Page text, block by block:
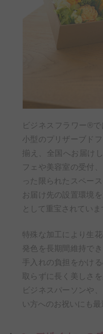
ビジネスフラワー®
小型のプリザーブド
揃え、全国へお届け
フェや美容室の受付
った限られたスペー
お届け先の設置環境
として重宝されていま
特殊な加工により生
発色を長期間維持で
手入れの負担をかけ
取らずに長く美しさ
ビジネスパーソンや
い方へのお祝いにも最